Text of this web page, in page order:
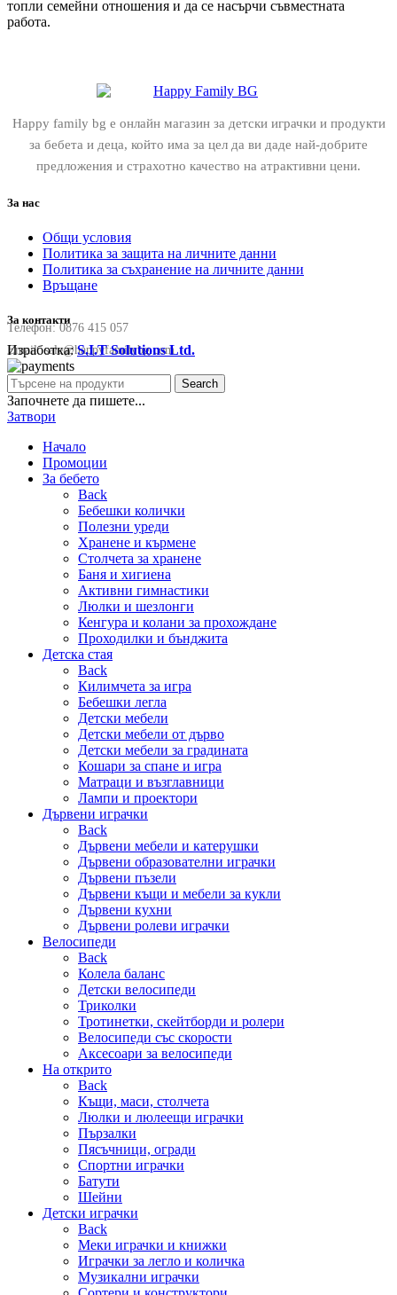
топли семейни отношения и да се насърчи съвместната
работа.
Happy family bg е онлайн магазин за детски играчки и продукти
за бебета и деца, който има за цел да ви даде най-добрите
предложения и страхотно качество на атрактивни цени.
За нас
Общи условия
Политика за защита на личните данни
Политика за съхранение на личните данни
Връщане
За контакти
Телефон:0876 415 057
Email:sale@happyfamilybg.com
Изработка:S.I.T Solutions Ltd.
Search
Започнете да пишете...
Затвори
Начало
Промоции
За бебето
Back
Бебешки колички
Полезни уреди
Хранене и кърмене
Столчета за хранене
Баня и хигиена
Активни гимнастики
Люлки и шезлонги
Кенгура и колани за прохождане
Проходилки и бънджита
Детска стая
Back
Килимчета за игра
Бебешки легла
Детски мебели
Детски мебели от дърво
Детски мебели за градината
Кошари за спане и игра
Матраци и възглавници
Лампи и проектори
Дървени играчки
Back
Дървени мебели и катерушки
Дървени образователни играчки
Дървени пъзели
Дървени къщи и мебели за кукли
Дървени кухни
Дървени ролеви играчки
Велосипеди
Back
Колела баланс
Детски велосипеди
Триколки
Тротинетки, скейтборди и ролери
Велосипеди със скорости
Аксесоари за велосипеди
На открито
Back
Къщи, маси, столчета
Люлки и люлеещи играчки
Пързалки
Пясъчници, огради
Спортни играчки
Батути
Шейни
Детски играчки
Back
Меки играчки и книжки
Играчки за легло и количка
Музикални играчки